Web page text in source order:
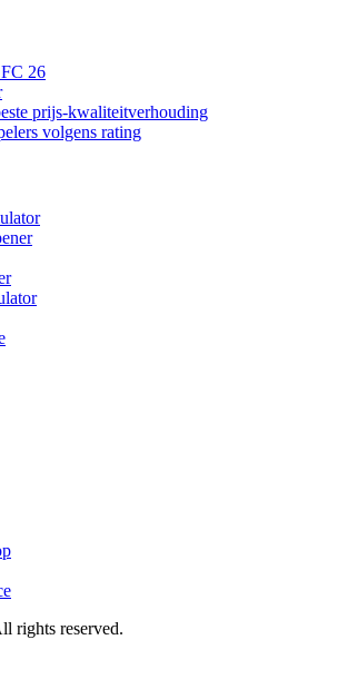
26
prijs-kwaliteitverhouding
volgens rating
rights reserved.